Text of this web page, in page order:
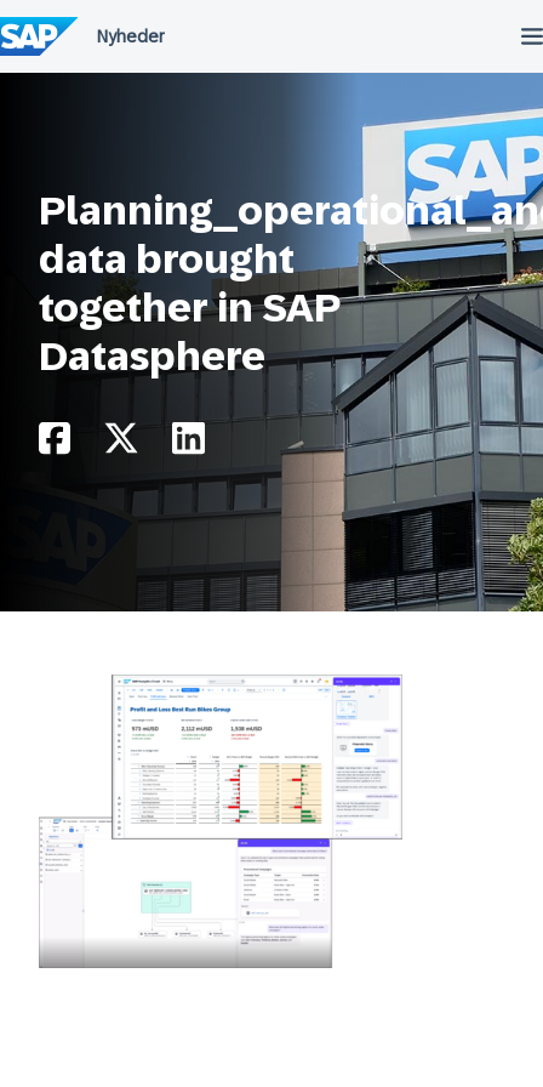
til
indholdet
data brought
together in SAP
Datasphere